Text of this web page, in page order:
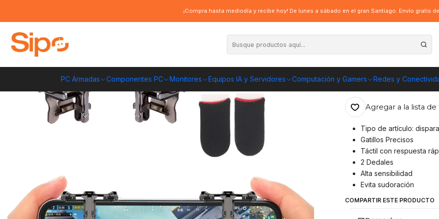
PC Armadas Componentes PC Monitores Equipos IA y Servidores Computación y Gamers Redes y
¡Compra hasta mediodía y recibe hoy! De lunes a sábado en el gran Santiago. Envío gratis
Cargadores y accesorios consolas Gatillos Joystick Gamer, Call Of Duty, Pubg, Free Fire
Gatillos
+ Dedales
ENVÍO GRATIS A
Agregar a la lista de
Tipo de artículo:
Gatillos Precisos
Táctil con respuesta
2 Dedales
Alta sensibilidad
Evita sudoración
COMPARTIR ESTE PRODUCTO